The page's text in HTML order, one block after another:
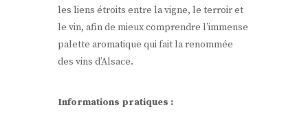
les liens étroits entre la vigne, le terroir et
le vin, afin de mieux comprendre l’immense
palette aromatique qui fait la renommée
des vins d’Alsace.
Informations pratiques :